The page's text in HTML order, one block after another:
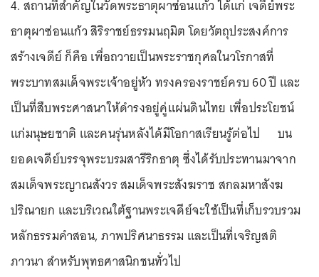
4. สถานที่สำคัญในวัดพระธาตุผาซ่อนแก้ว ได้แก่ เจดีย์พระ
ธาตุผาซ่อนแก้ว สิริราชย์ธรรมนฤมิต โดยวัตถุประสงค์การ
สร้างเจดีย์ ก็คือ เพื่อถวายเป็นพระราชกุศลในวโรกาสที่
พระบาทสมเด็จพระเจ้าอยู่หัว ทรงครองราชย์ครบ 60 ปี และ
เป็นที่สืบพระศาสนาให้ดำรงอยู่คู่แผ่นดินไทย เพื่อประโยชน์
แก่มนุษยชาติ และคนรุ่นหลังได้มีโอกาสเรียนรู้ต่อไป บน
ยอดเจดีย์บรรจุพระบรมสารีริกธาตุ ซึ่งได้รับประทานมาจาก
สมเด็จพระญาณสังวร สมเด็จพระสังฆราช สกลมหาสังฆ
ปริณายก และบริเวณใต้ฐานพระเจดีย์จะใช้เป็นที่เก็บรวบรวม
หลักธรรมคำสอน, ภาพปริศนาธรรม และเป็นที่เจริญสติ
ภาวนา สำหรับพุทธศาสนิกชนทั่วไป